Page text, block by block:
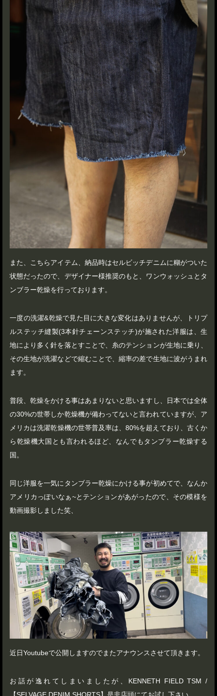
また、こちらアイテム、納品時はセルビッチデニムに糊がついた
状態だったので、デザイナー様推奨のもと、ワンウォッシュとタ
ンブラー乾燥を行っております。
一度の洗濯&乾燥で見た目に大きな変化はありませんが、トリプ
ルステッチ縫製(3本針チェーンステッチ)が施された洋服は、生
地により多く針を落とすことで、糸のテンションが生地に乗り、
その生地が洗濯などで縮むことで、縮率の差で生地に波がうまれ
ます。
普段、乾燥をかける事はあまりないと思いますし、日本では全体
の30%の世帯しか乾燥機が備わってないと言われていますが、ア
メリカは洗濯乾燥機の世帯普及率は、80%を超えており、古くか
ら乾燥機大国とも言われるほど、なんでもタンブラー乾燥する
国。
同じ洋服を一気にタンブラー乾燥にかける事が初めてで、なんか
アメリカっぽいなぁ~とテンションがあがったので、その模様を
動画撮影しました笑、
近日Youtubeで公開しますのでまたアナウンスさせて頂きます。
お話が逸れてしまいましたが、KENNETH FIELD TSM /